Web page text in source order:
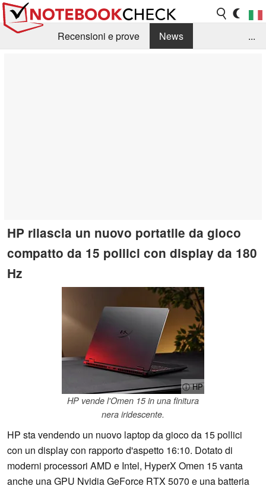
Recensioni e prove
News
...
HP rilascia un nuovo portatile da gioco
compatto da 15 pollici con display da 180
Hz
ⓘ HP
HP vende l'Omen 15 in una finitura
nera iridescente.
HP sta vendendo un nuovo laptop da gioco da 15 pollici
con un display con rapporto d'aspetto 16:10. Dotato di
moderni processori AMD e Intel, HyperX Omen 15 vanta
anche una GPU Nvidia GeForce RTX 5070 e una batteria